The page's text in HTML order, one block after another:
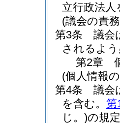
立行政法
(議会の責
第3条
議会
されるよ
第2章
(個人情報
第4条
議会
を含む。 第
じ。)の規